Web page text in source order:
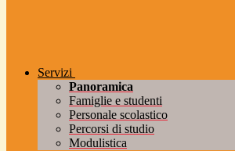
Servizi
Panoramica
Famiglie e studenti
Personale scolastico
Percorsi di studio
Modulistica